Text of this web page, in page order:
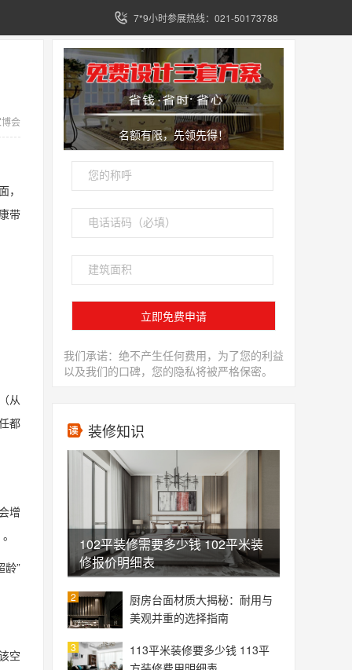
7*9小时参展热线：021-50173788
会
带
从
都
增
龄”
空
名额有限，先领先得！
我们承诺：绝不产生任何费用，为了您的利益
以及我们的口碑，您的隐私将被严格保密。
装修知识
102平装修需要多少钱 102平米装
修报价明细表
厨房台面材质大揭秘：耐用与
美观并重的选择指南
2
113平米装修要多少钱 113平
3